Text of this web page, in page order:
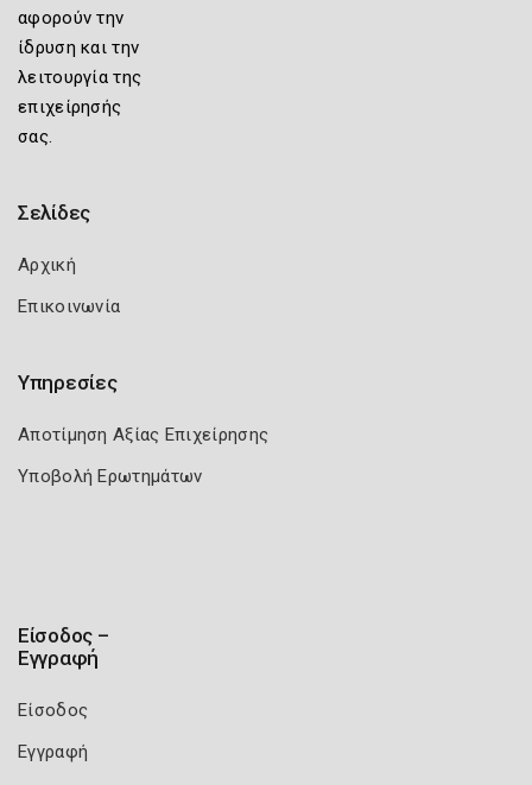
αφορούν την
ίδρυση και την
λειτουργία της
επιχείρησής
σας.
Σελίδες
Αρχική
Επικοινωνία
Υπηρεσίες
Αποτίμηση Αξίας Επιχείρησης
Υποβολή Ερωτημάτων
Είσοδος –
Εγγραφή
Είσοδος
Εγγραφή